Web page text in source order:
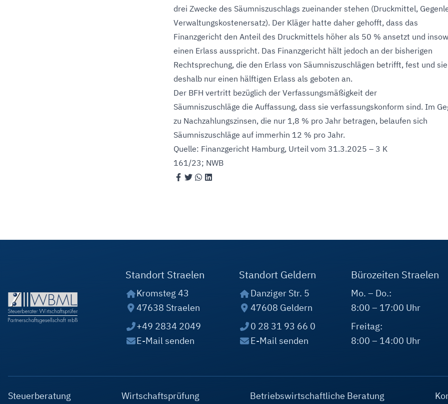
drei Zwecke des Säumniszuschlags zueinander stehen (Druckmittel,
Verwaltungskostenersatz). Der Kläger hatte daher gehofft, dass das
Finanzgericht den Anteil des Druckmittels höher als 50 % ansetzt und
einen Erlass ausspricht. Das Finanzgericht hält jedoch an der bisherigen
Rechtsprechung, die den Erlass von Säumniszuschlägen betrifft, fest und
deshalb nur einen hälftigen Erlass als geboten an.
Der BFH vertritt bezüglich der Verfassungsmäßigkeit der
Säumniszuschläge die Auffassung, dass sie verfassungskonform sind. Im
zu Nachzahlungszinsen, die nur 1,8 % pro Jahr betragen, belaufen sich
Säumniszuschläge auf immerhin 12 % pro Jahr.
Quelle: Finanzgericht Hamburg, Urteil vom 31.3.2025 – 3 K
161/23; NWB
Standort Straelen
Kromsteg 43
47638 Straelen
+49 2834 2049
E-Mail senden
Standort Geldern
Danziger Str. 5
47608 Geldern
0 28 31 93 66 0
E-Mail senden
Bürozeiten Straelen
Mo. – Do.:
8:00 – 17:00 Uhr
Freitag:
8:00 – 14:00 Uhr
Steuerberatung Wirtschaftsprüfung Betriebswirtschaftliche Beratung